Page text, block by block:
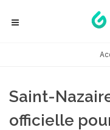
Saint-
officielle